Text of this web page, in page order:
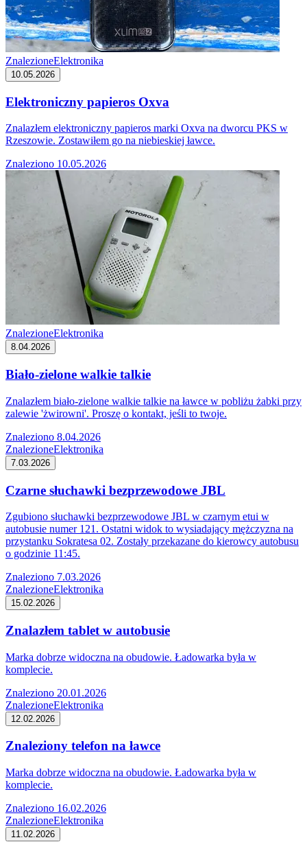
ZnalezioneElektronika
10.05.2026
Elektroniczny papieros Oxva
Znalazłem elektroniczny papieros marki Oxva na dworcu PKS w
Rzeszowie. Zostawiłem go na niebieskiej ławce.
Znaleziono 10.05.2026
ZnalezioneElektronika
8.04.2026
Biało-zielone walkie talkie
Znalazłem biało-zielone walkie talkie na ławce w pobliżu żabki przy
zalewie 'żwirowni'. Proszę o kontakt, jeśli to twoje.
Znaleziono 8.04.2026
ZnalezioneElektronika
7.03.2026
Czarne słuchawki bezprzewodowe JBL
Zgubiono słuchawki bezprzewodowe JBL w czarnym etui w
autobusie numer 121. Ostatni widok to wysiadający mężczyzna na
przystanku Sokratesa 02. Zostały przekazane do kierowcy autobusu
o godzinie 11:45.
Znaleziono 7.03.2026
ZnalezioneElektronika
15.02.2026
Znalazłem tablet w autobusie
Marka dobrze widoczna na obudowie. Ładowarka była w
komplecie.
Znaleziono 20.01.2026
ZnalezioneElektronika
12.02.2026
Znaleziony telefon na ławce
Marka dobrze widoczna na obudowie. Ładowarka była w
komplecie.
Znaleziono 16.02.2026
ZnalezioneElektronika
11.02.2026